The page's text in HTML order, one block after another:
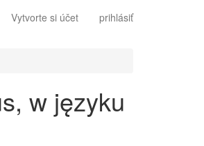
Vytvorte si účet prihlásiť
w języku